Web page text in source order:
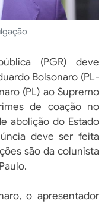
(PGR) deve
Bolsonaro (PL-
(PL) ao Supremo
de coação no
abolição do Estado
deve ser feita
são da colunista
o apresentador